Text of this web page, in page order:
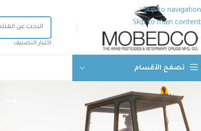
Skip to navigation
Skip to main content
اختيار التصنيف
تصفح الأقسام